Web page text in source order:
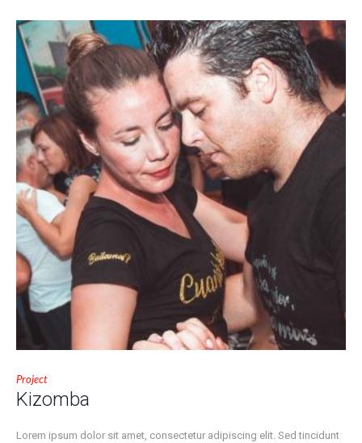
Project
Kizomba
Lorem ipsum dolor sit amet, consectetur adipiscing elit. Sed tincidunt